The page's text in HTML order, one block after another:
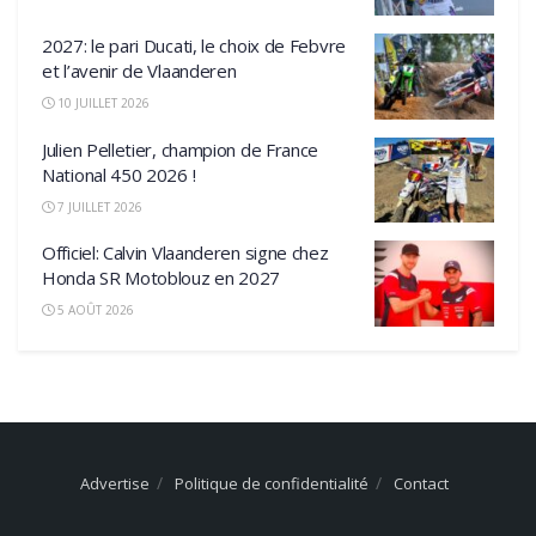
2027: le pari Ducati, le choix de Febvre
et l’avenir de Vlaanderen
10 JUILLET 2026
Julien Pelletier, champion de France
National 450 2026 !
7 JUILLET 2026
Officiel: Calvin Vlaanderen signe chez
Honda SR Motoblouz en 2027
5 AOÛT 2026
Advertise Politique de confidentialité Contact